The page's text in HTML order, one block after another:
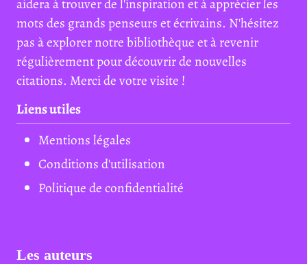
mots des grands penseurs et écrivains. N'hésitez
pas à explorer notre bibliothèque et à revenir
régulièrement pour découvrir de nouvelles
citations. Merci de votre visite !
Liens utiles
Mentions légales
Conditions d'utilisation
Politique de confidentialité
Les auteurs